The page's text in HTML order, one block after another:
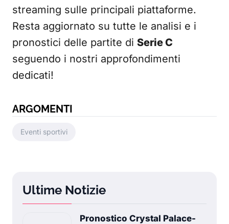
streaming sulle principali piattaforme.
Resta aggiornato su tutte le analisi e i
pronostici delle partite di Serie C
seguendo i nostri approfondimenti
dedicati!
ARGOMENTI
Eventi sportivi
Ultime Notizie
Pronostico Crystal Palace-